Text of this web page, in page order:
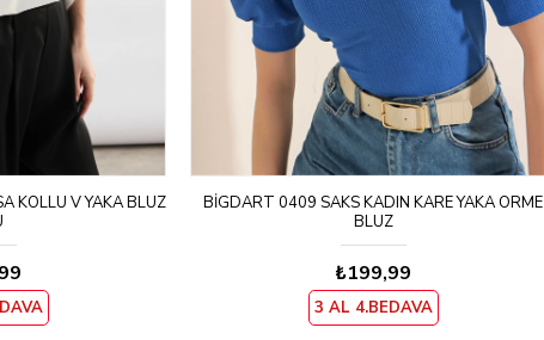
KOLLU V YAKA BLUZ
BIGDART 0409 SAKS KADIN KARE YAKA ORME
BLUZ
₺199,99
3 AL 4.BEDAVA